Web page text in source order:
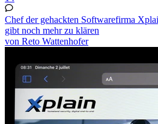
Chef der gehackten Softwarefirma
gibt noch mehr zu klären
von Reto Wattenhofer